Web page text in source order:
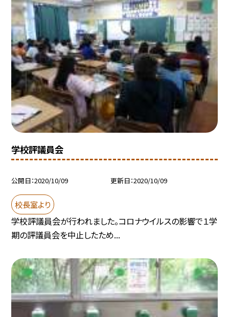
学校評議員会
公開日 2020/10/09 更新日 2020/10/09
校長室より
学校評議員会が行われました。コロナウイルスの影響で１学
期の評議員会を中止したため...